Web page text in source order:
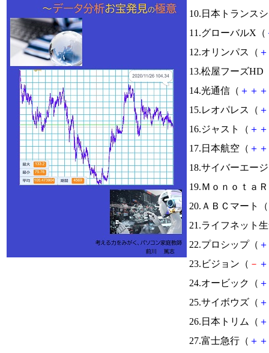
10.日本トランス
11.グローバルX（
12.オリンパス（ ＋
13.松屋フーズHD
14.光通信（ ＋ ＋ ＋
15.レオパレス（ ＋
16.ジャスト（ ＋ ＋
17.日本航空（ ＋ ＋
18.サイバーエー
19.Ｍｏｎｏｔａ
20.ＡＢＣマート（
21.ライフネット
22.プロシップ（ ＋
23.ビジョン（ － ＋
24.オービック（ ＋
25.サイボウズ（ ＋
26.日本トリム（ ＋
27.富士急行（ ＋ ＋